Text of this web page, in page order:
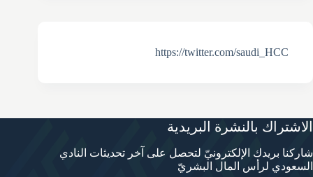
https://twitter.com/saudi_HCC
الاشتراك بالنشرة البريدية
شاركنا بريدك الإلكترونيّ لتحصل على آخر تحديثات النادي
السعودي لرأس المال البشريّ